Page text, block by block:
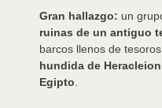
Gran hallazgo: un
ruinas de un antiguo
barcos llenos de
hundida de
Egipto